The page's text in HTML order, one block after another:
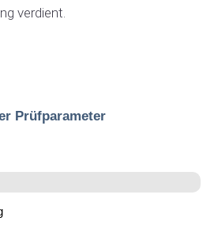
verdient.
Prüfparameter